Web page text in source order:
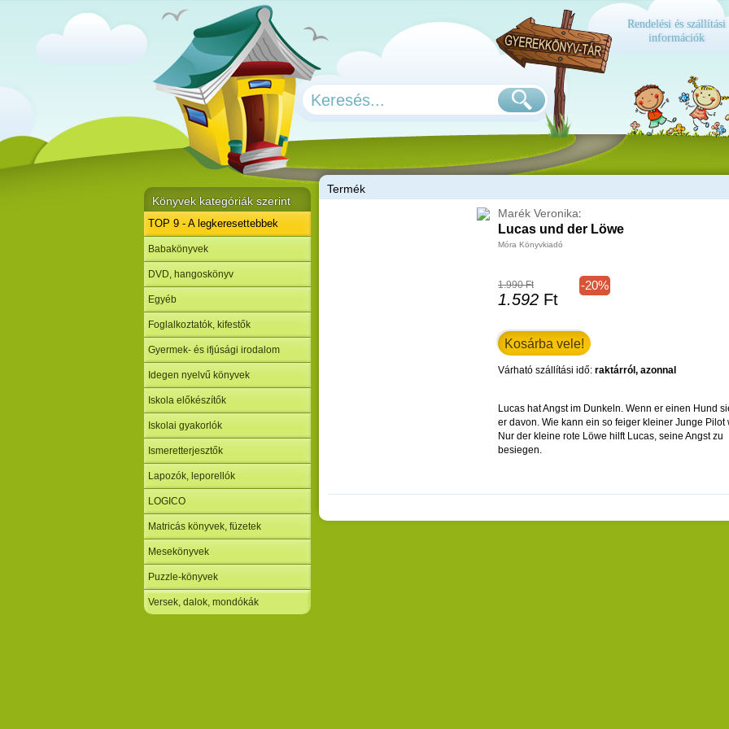
Rendelési és szállítási
információk
Termék
Marék Veronika:
Lucas und der Löwe
Móra Könyvkiadó
1.990 Ft
1.592 Ft
-20%
Várható szállítási idő: raktárról, azonnal
Lucas hat Angst im Dunkeln. Wenn er einen Hund
er davon. Wie kann ein so feiger kleiner Junge Pilot
Nur der kleine rote Löwe hilft Lucas, seine Angst zu
besiegen.
Könyvek kategóriák szerint
TOP 9 - A legkeresettebbek
Babakönyvek
DVD, hangoskönyv
Egyéb
Foglalkoztatók, kifestők
Gyermek- és ifjúsági irodalom
Idegen nyelvű könyvek
Iskola előkészítők
Iskolai gyakorlók
Ismeretterjesztők
Lapozók, leporellók
LOGICO
Matricás könyvek, füzetek
Mesekönyvek
Puzzle-könyvek
Versek, dalok, mondókák